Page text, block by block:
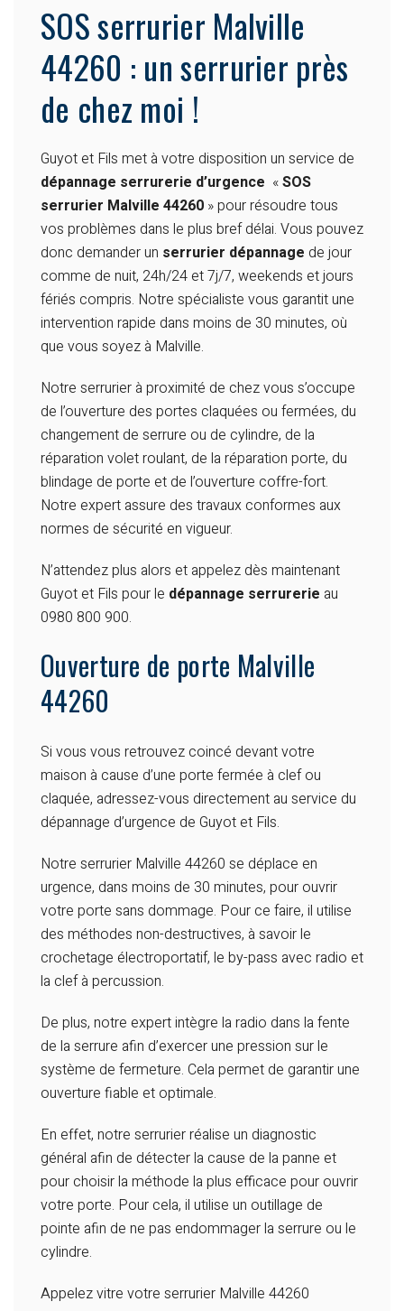
SOS serrurier Malville
44260 : un serrurier près
de chez moi !
Guyot et Fils met à votre disposition un service de
dépannage serrurerie d’urgence «SOS
serrurier Malville 44260 » pour résoudre tous
vos problèmes dans le plus bref délai. Vous pouvez
donc demander un serrurier dépannage de jour
comme de nuit, 24h/24 et 7j/7, weekends et jours
fériés compris. Notre spécialiste vous garantit une
intervention rapide dans moins de 30 minutes, où
que vous soyez à Malville.
Notre serrurier à proximité de chez vous s’occupe
de l’ouverture des portes claquées ou fermées, du
changement de serrure ou de cylindre, de la
réparation volet roulant, de la réparation porte, du
blindage de porte et de l’ouverture coffre-fort.
Notre expert assure des travaux conformes aux
normes de sécurité en vigueur.
N’attendez plus alors et appelez dès maintenant
Guyot et Fils pour le dépannage serrurerie au
0980 800 900.
Ouverture de porte Malville
44260
Si vous vous retrouvez coincé devant votre
maison à cause d’une porte fermée à clef ou
claquée, adressez-vous directement au service du
dépannage d’urgence de Guyot et Fils.
Notre serrurier Malville 44260 se déplace en
urgence, dans moins de 30 minutes, pour ouvrir
votre porte sans dommage. Pour ce faire, il utilise
des méthodes non-destructives, à savoir le
crochetage électroportatif, le by-pass avec radio et
la clef à percussion.
De plus, notre expert intègre la radio dans la fente
de la serrure afin d’exercer une pression sur le
système de fermeture. Cela permet de garantir une
ouverture fiable et optimale.
En effet, notre serrurier réalise un diagnostic
général afin de détecter la cause de la panne et
pour choisir la méthode la plus efficace pour ouvrir
votre porte. Pour cela, il utilise un outillage de
pointe afin de ne pas endommager la serrure ou le
cylindre.
Appelez vitre votre serrurier Malville 44260